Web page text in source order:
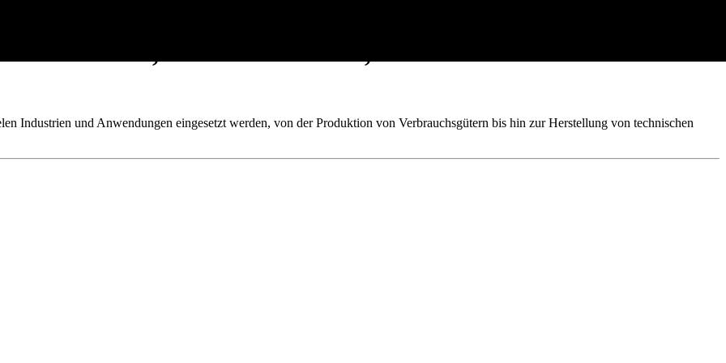
Gemeinsamkeiten, Vorteile und Nachteile von
Industrien und Anwendungen eingesetzt werden, von der Produktion von Verbrauchsgütern bis hin zur Herstellung von technischen